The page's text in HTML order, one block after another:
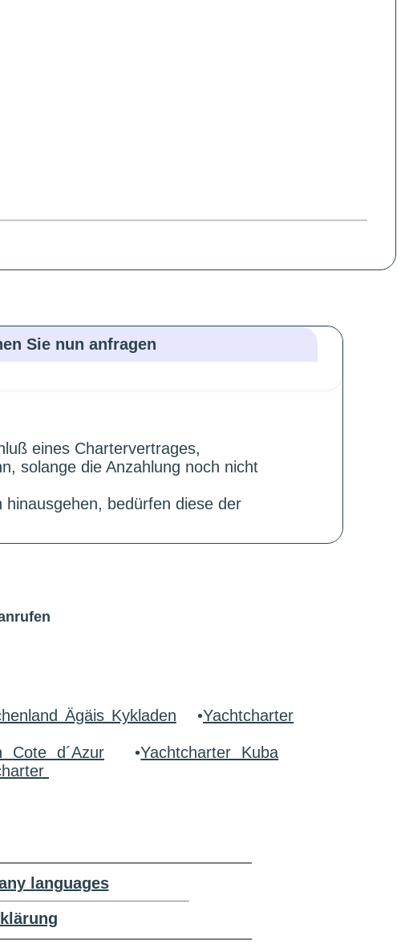
Sie nun anfragen
eines Chartervertrages,
solange die Anzahlung noch nicht
bedürfen diese der
Ägäis Kykladen •Yachtcharter
Cote d´Azur •Yachtcharter Kuba
languages